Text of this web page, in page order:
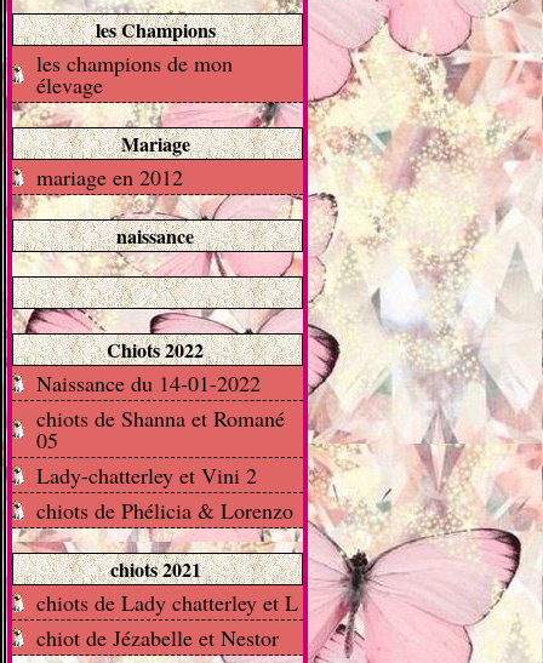
les Champions
les champions de mon
élevage
Mariage
mariage en 2012
naissance
Chiots 2022
Naissance du 14-01-2022
chiots de Shanna et Romané
05
Lady-chatterley et Vini 2
chiots de Phélicia & Lorenzo
chiots 2021
chiots de Lady chatterley et L
chiot de Jézabelle et Nestor